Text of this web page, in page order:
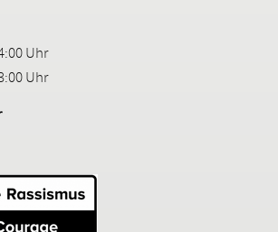
Uhr
Uhr